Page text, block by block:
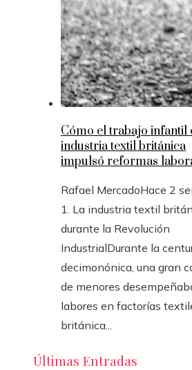
Cómo el trabajo infantil
industria textil británica
impulsó reformas
Rafael MercadoHace 2
1. La industria textil
durante la Revolución
IndustrialDurante la
decimonónica, una gran
de menores
labores en factorías
británica...
Últimas Entradas